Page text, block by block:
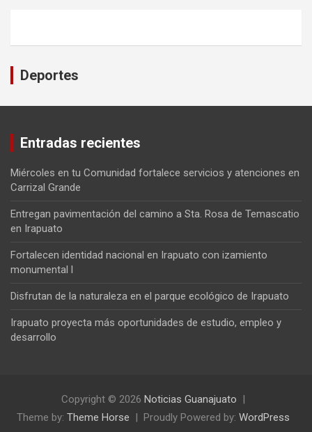
Deportes
Entradas recientes
Miércoles en tu Comunidad fortalece servicios y atenciones en
Carrizal Grande
Entregan pavimentación del camino a Sta. Rosa de Temascatio
en Irapuato
Fortalecen identidad nacional en Irapuato con izamiento
monumental l
Disfrutan de la naturaleza en el parque ecológico de Irapuato
Irapuato proyecta más oportunidades de estudio, empleo y
desarrollo
Copyright © 2026 Noticias Guanajuato
Theme by: Theme Horse Proudly Powered by: WordPress